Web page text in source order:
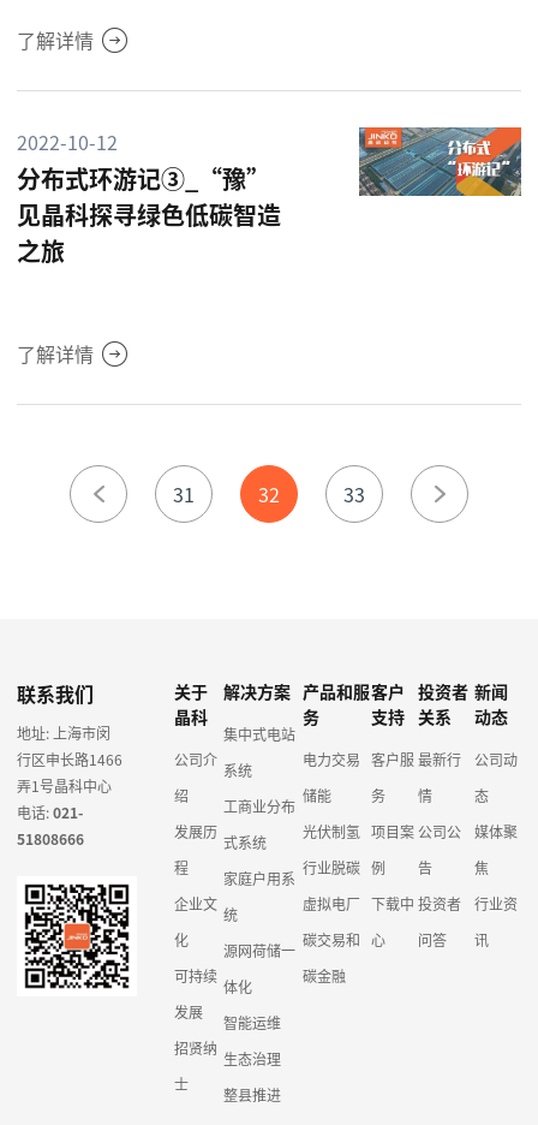
了解详情
2022-10-12
分布式环游记③_“豫”
见晶科探寻绿色低碳智造
之旅
了解详情
31 32 33
联系我们
地址: 上海市闵
行区申长路1466
弄1号晶科中心
电话:021-
51808666
关于
晶科
公司介
绍
发展历
程
企业文
化
可持续
发展
招贤纳
士
解决方案
集中式电站
系统
工商业分布
式系统
家庭户用系
统
源网荷储一
体化
智能运维
生态治理
整县推进
产品和服
务
电力交易
储能
光伏制氢
行业脱碳
虚拟电厂
碳交易和
碳金融
客户
支持
客户服
务
项目案
例
下载中
心
投资者
关系
最新行
情
公司公
告
投资者
问答
新闻
动态
公司动
态
媒体聚
焦
行业资
讯